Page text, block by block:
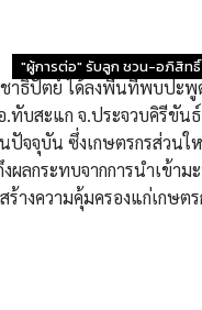
"ผู้การต่อ" รับลูก ชวน-อภิสิทธิ์
าธิปัตย์ ได้ลงพื้นที่พบปะพู
ทับสะแก จ.ประจวบคิรีขัน
ปัจจุบัน ซึ่งเกษตรกรส่วนใ
กระทบจากการนำเข้าม
างความคุ้มครองแก่เกษตร